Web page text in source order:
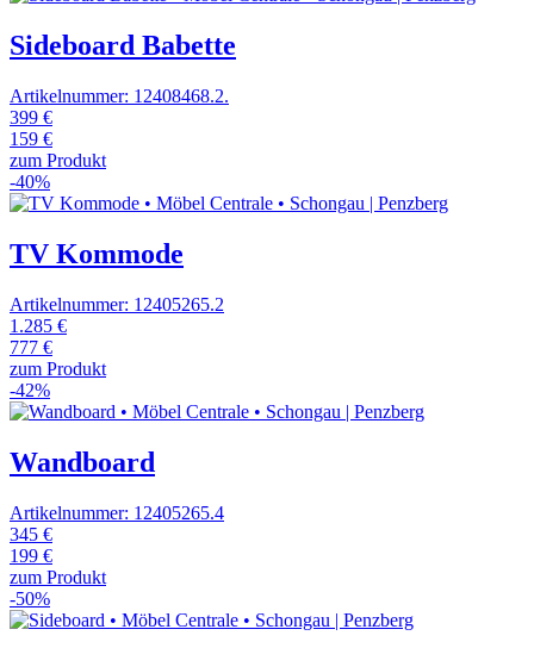
Sideboard Babette
Artikelnummer: 12408468.2.
399 €
159 €
zum Produkt
-40%
TV Kommode
Artikelnummer: 12405265.2
1.285 €
777 €
zum Produkt
-42%
Wandboard
Artikelnummer: 12405265.4
345 €
199 €
zum Produkt
-50%